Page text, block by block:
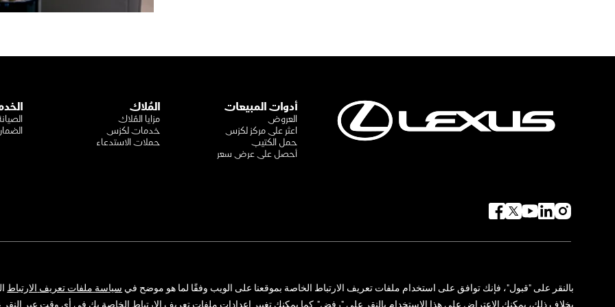
بالنقر على "قبول"، فإنك توافق على استخدام ملفات تعريف الارتباط الخاصة بموقعنا على الويب وفقًا لما هو موضح في سياسة ملفات تعريف الارتباط
بخلاف ذلك، يمكنك الاعتراض على هذا الاستخدام بالنقر على "رفض". كما يمكنك تغيير إعدادات ملفات تعريف الارتباط الخاصة بك في أي وقت عبر النقر
أدوات المبيعات
العروض
اعثر على مركز لكزس
حمل الكتيب
أحصل على عرض سعر
المُلاك
مزايا المُلاك
خدمات لكزس
حملات الاستدعاء
جميع الحقوق محفوظة لشركة